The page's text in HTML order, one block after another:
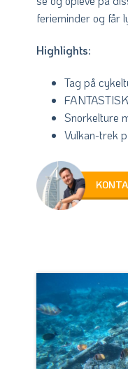
ferieminder og får
Highlights:
Tag på
Snorkelture
Vulkan-trek